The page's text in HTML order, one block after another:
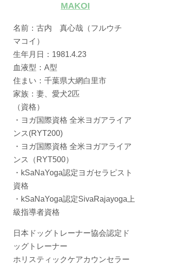
MAKOI
名前：古内 真心哉（フルウチ
マコイ）
生年月日：1981.4.23
血液型：A型
住まい：千葉県大網白里市
家族：妻、愛犬2匹
（資格）
・ヨガ国際資格 全米ヨガアライア
ンス(RYT200)
・ヨガ国際資格 全米ヨガアライア
ンス（RYT500）
・kSaNaYoga認定ヨガセラピスト
資格
・kSaNaYoga認定SivaRajayoga上
級指導者資格
日本ドッグトレーナー協会認定ド
ッグトレーナー
ホリスティックケアカウンセラー